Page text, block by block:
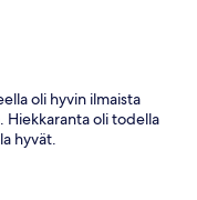
oli hyvin ilmaista
Hiekkaranta oli todella
hyvät.